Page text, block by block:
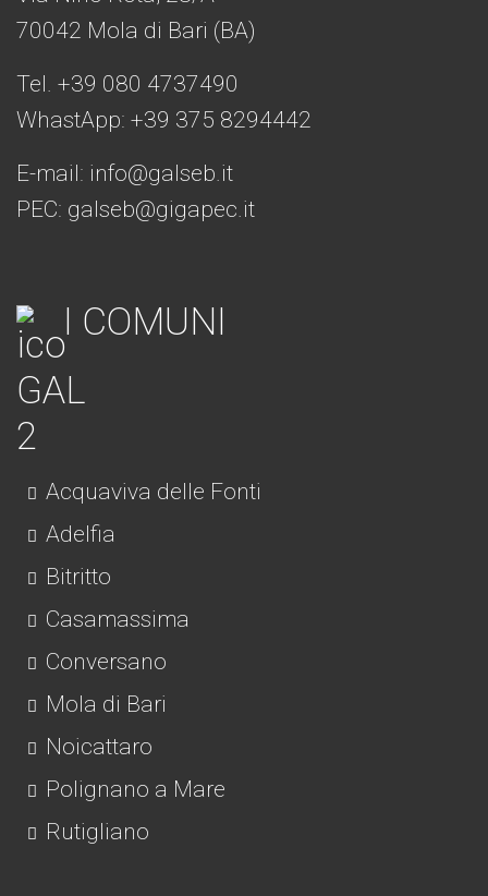
70042 Mola di Bari (BA)
Tel. +39 080 4737490
WhastApp: +39 375 8294442
E-mail: info@galseb.it
PEC: galseb@gigapec.it
I COMUNI
Acquaviva delle Fonti
Adelfia
Bitritto
Casamassima
Conversano
Mola di Bari
Noicattaro
Polignano a Mare
Rutigliano